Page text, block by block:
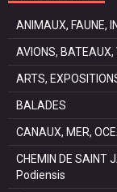
ANIMAUX, FAUNE,
AVIONS, BATEAUX,
ARTS,
BALADES
CANAUX, MER,
CHEMIN DE SAINT
Podiensis